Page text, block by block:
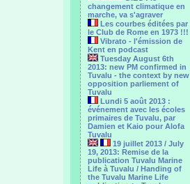
changement climatique en
marche, va s'agraver
Les courbes éditées par
le Club de Rome en 1973 !!!
Vibrato - l'émission de
Kent en podcast
Tuesday August 6th
2013: new PM confirmed in
Tuvalu - the context by new
opposition parliement of
Tuvalu
Lundi 5 août 2013 :
événement avec les écoles
primaires de Tuvalu, par
Damien et Kaio pour Alofa
Tuvalu
19 juillet 2013 / July
19, 2013: Remise de la
publication Tuvalu Marine
Life à Tuvalu / Handing of
the Tuvalu Marine Life